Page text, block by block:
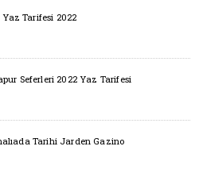
Tarifesi 2022
Seferleri 2022 Yaz Tarifesi
Tarihi Jarden Gazino